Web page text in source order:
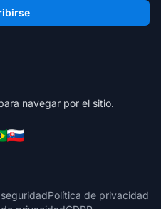
navegar por el sitio.
Política de privacidad